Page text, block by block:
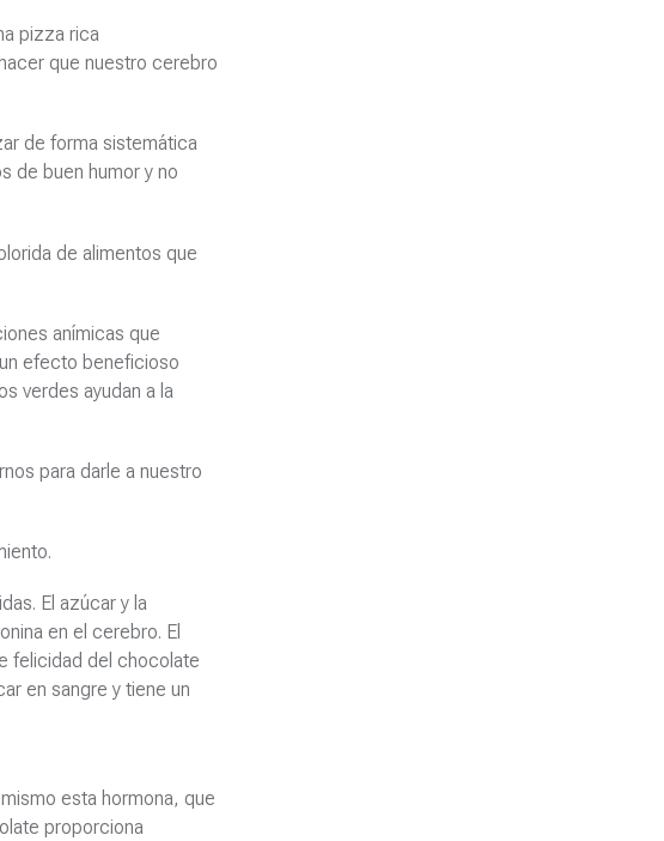
pizza rica
que nuestro cerebro
de forma sistemática
de buen humor y no
de alimentos que
anímicas que
efecto beneficioso
verdes ayudan a la
para darle a nuestro
El azúcar y la
en el cerebro. El
felicidad del chocolate
en sangre y tiene un
esta hormona, que
proporciona